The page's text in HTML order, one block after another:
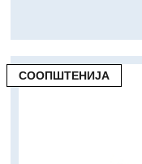
СООПШТЕНИЈА